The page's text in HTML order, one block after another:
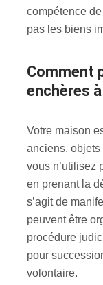
compétence
pas les biens
Comment procéder pour vendre aux
enchères
Votre maison
anciens, objets
vous n’utilisez
en prenant la
s’agit de
peuvent être
procédure
pour
volontaire.